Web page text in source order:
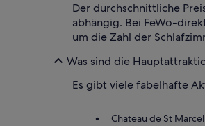
Der durchschnittliche
abhängig. Bei FeWo-
um die Zahl der
Was sind die
Es gibt viele fabelhafte
Chateau de St Marcel